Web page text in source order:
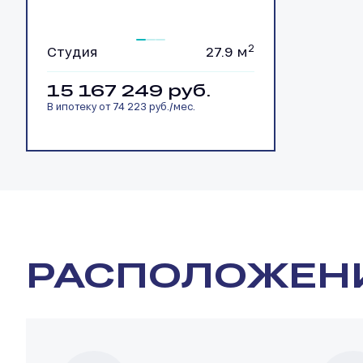
Студия 27.9 м 2
15 167 249 руб.
В ипотеку от 74 223 руб./мес.